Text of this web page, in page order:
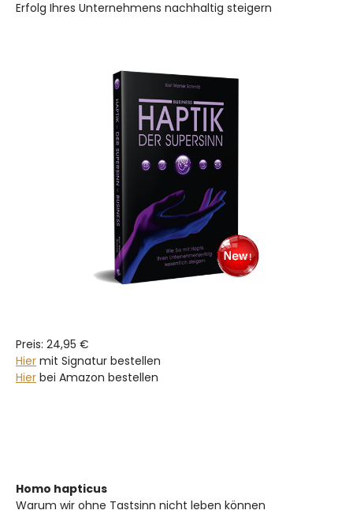
Erfolg Ihres Unternehmens nachhaltig steigern
Preis: 24,95 €
Hier mit Signatur bestellen
Hier bei Amazon bestellen
Homo hapticus
Warum wir ohne Tastsinn nicht leben können